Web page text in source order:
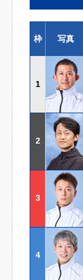
枠 写真
1
2
3
4